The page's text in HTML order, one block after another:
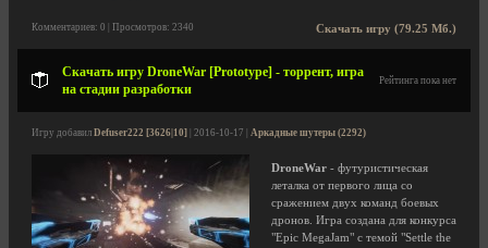
Скачать игру (79.25 Мб.)
Комментариев: 0 | Просмотров: 2340
Скачать игру DroneWar [Prototype] - торрент, игра
на стадии разработки
Рейтинга пока нет
Игру добавил Defuser222 [3626|10] | 2016-10-17 | Аркадные шутеры (2292)
DroneWar - футуристическая
леталка от первого лица со
сражением двух команд боевых
дронов. Игра создана для конкурса
"Epic MegaJam" с темой "Settle the